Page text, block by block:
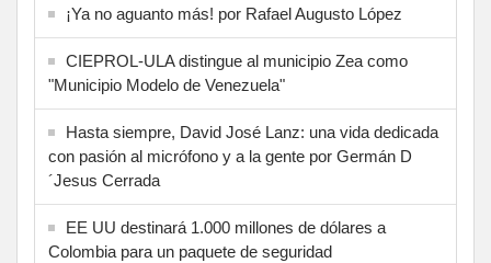
¡Ya no aguanto más! por Rafael Augusto López
CIEPROL-ULA distingue al municipio Zea como
"Municipio Modelo de Venezuela"
Hasta siempre, David José Lanz: una vida dedicada
con pasión al micrófono y a la gente por Germán D
´Jesus Cerrada
EE UU destinará 1.000 millones de dólares a
Colombia para un paquete de seguridad